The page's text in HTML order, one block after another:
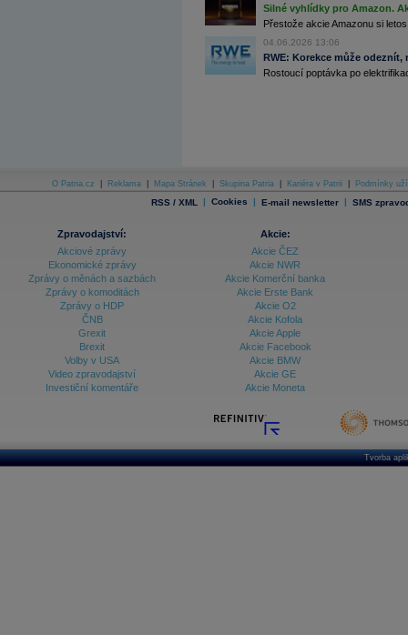
Archiv - Měnová politika
Archiv - Treasury alerty
Archiv - Vývoj české koruny
Archiv analýz - Makroukazatele
Ceny průmyslových výrobců - Data a prognózy
Ceny průmyslových výrobců - Graf (ČR)
Databanka - Akcie
Silné vyhlídky pro Amazon.
Přestože akcie Amazonu si
04.06.2026 13:06
RWE: Korekce může
Rostoucí poptávka po
O Patria.cz Reklama Mapa Stránek Skupina Patria Kariéra v Patrii Podmínky
RSS / XML | Cookies | E-mail newsletter | SMS
Zpravodajství:
Akciové zprávy
Ekonomické zprávy
Zprávy o měnách a sazbách
Zprávy o komoditách
Zprávy o HDP
ČNB
Grexit
Brexit
Volby v USA
Video zpravodajství
Investiční komentáře
Akcie:
Akcie ČEZ
Akcie NWR
Akcie Komerční banka
Akcie Erste Bank
Akcie O2
Akcie Kofola
Akcie Apple
Akcie Facebook
Akcie BMW
Akcie GE
Akcie Moneta
Tvorba